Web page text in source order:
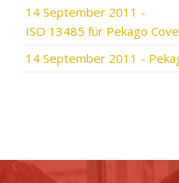
14 September 2011 -
ISO 13485 für Pekago
14 September 2011 -